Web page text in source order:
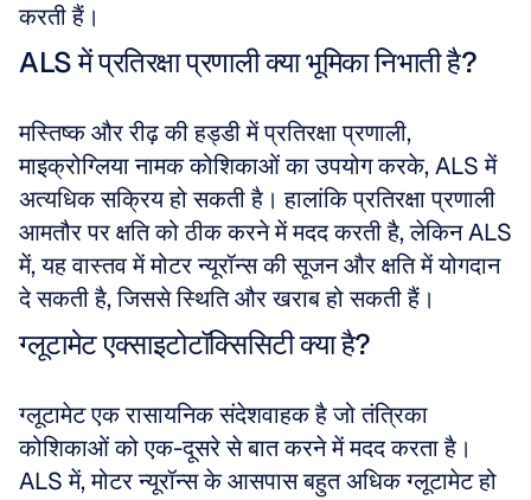
करती हैं।
ALS में प्रतिरक्षा प्रणाली क्या भूमिका निभाती है?
मस्तिष्क और रीढ़ की हड्डी में प्रतिरक्षा प्रणाली,
माइक्रोग्लिया नामक कोशिकाओं का उपयोग करके, ALS में
अत्यधिक सक्रिय हो सकती है। हालांकि प्रतिरक्षा प्रणाली
आमतौर पर क्षति को ठीक करने में मदद करती है, लेकिन ALS
में, यह वास्तव में मोटर न्यूरॉन्स की सूजन और क्षति में योगदान
दे सकती है, जिससे स्थिति और खराब हो सकती हैं।
ग्लूटामेट एक्साइटोटॉक्सिसिटी क्या है?
ग्लूटामेट एक रासायनिक संदेशवाहक है जो तंत्रिका
कोशिकाओं को एक-दूसरे से बात करने में मदद करता है।
ALS में, मोटर न्यूरॉन्स के आसपास बहुत अधिक ग्लूटामेट हो